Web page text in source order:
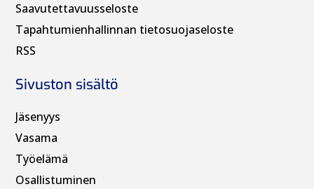
Saavutettavuusseloste
Tapahtumienhallinnan tietosuojaseloste
RSS
Sivuston sisältö
Jäsenyys
Vasama
Työelämä
Osallistuminen